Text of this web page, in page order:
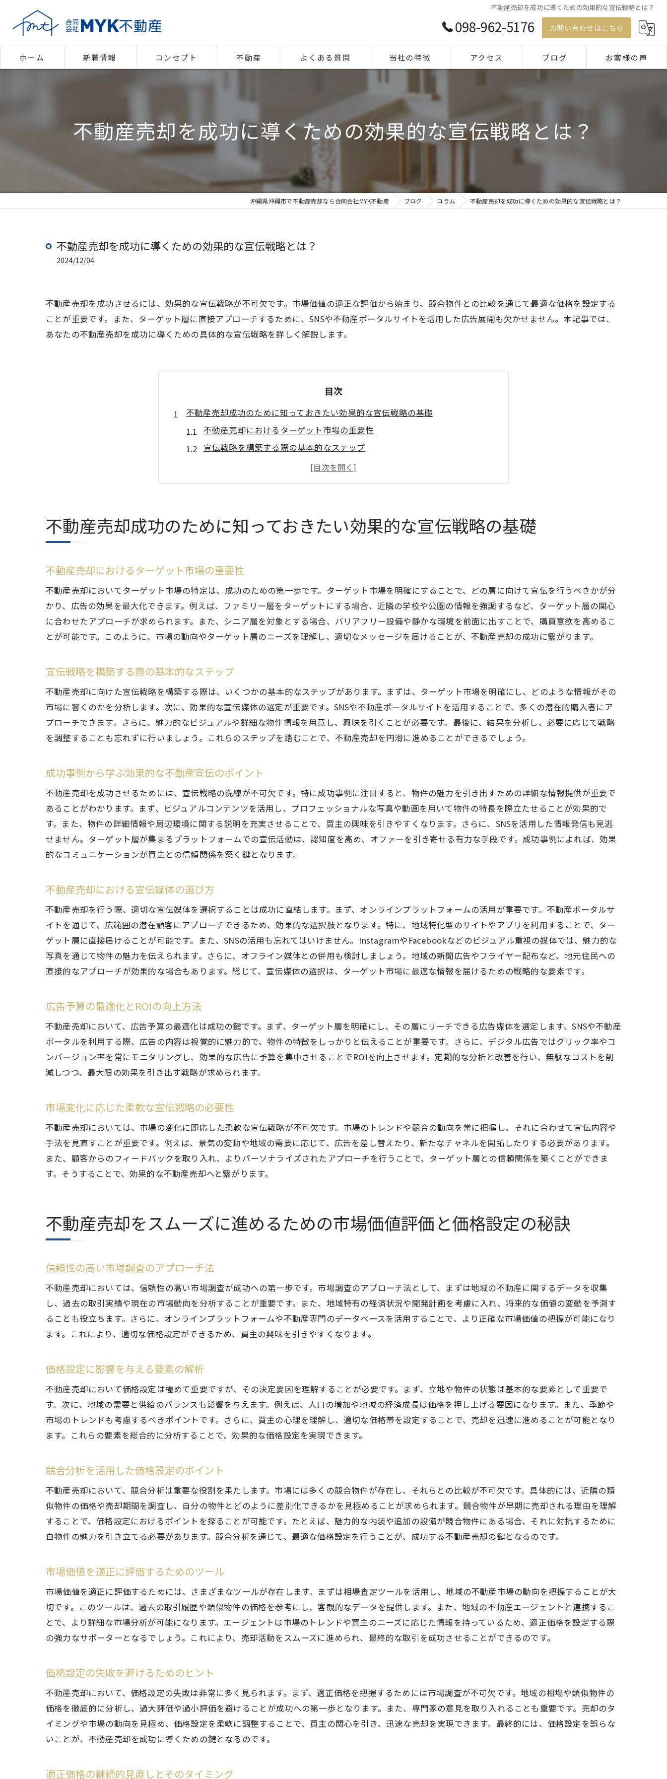
不動産売却を成功に導くための効果的な宣伝戦略とは？
098-962-5176 お問い合わせはこちら
ホーム 新着情報 コンセプト 不動産 よくある質問 当社の特徴
住み替え
離婚
中古
アクセス ブログ お客様の声
不動産売却を成功に導くための効果的な宣伝戦略とは？
沖縄県沖縄市で不動産売却なら合同会社MYK不動産 ブログ コラム 不動産売却を成功に導くための効果的な宣伝戦略とは？
不動産売却を成功に導くための効果的な宣伝戦略とは？
2024/12/04
不動産売却を成功させるには、効果的な宣伝戦略が不可欠です。市場価値の適正な評価から始まり、競合物件との比較を通じて最適な価格を設定する
ことが重要です。また、ターゲット層に直接アプローチするために、SNSや不動産ポータルサイトを活用した広告展開も欠かせません。本記事では、
あなたの不動産売却を成功に導くための具体的な宣伝戦略を詳しく解説します。
目次
不動産売却成功のために知っておきたい効果的な宣伝戦略の基礎
不動産売却におけるターゲット市場の重要性
宣伝戦略を構築する際の基本的なステップ
成功事例から学ぶ効果的な不動産宣伝のポイント
不動産売却における宣伝媒体の選び方
市場変化に応じた柔軟な宣伝戦略の必要性
不動産売却をスムーズに進めるための市場価値評価と価格設定の秘訣
価格設定に影響を与える要素の解析
競合分析を活用した価格設定のポイント
市場価値を適正に評価するためのツール
価格設定の失敗を避けるためのヒント
適正価格の継続的見直しとそのタイミング
SNS上での不動産宣伝のメリットとは
ターゲット層に合わせたSNSプラットフォームの選定
効果的な投稿内容と視覚要素の活用法
SNS広告の成功を測るKPIの設定
インフルエンサーとのコラボレーション戦略
不動産ポータルサイトを駆使してターゲット層に直接アプローチする方法
不動産ポータルサイトの特徴と利点
効率的な物件掲載と情報の最適化
ターゲット層に響く物件紹介文の書き方
ポータルサイトでの競合物件との差別化戦略
競合分析を活用した独自の売却戦略
差別化ポイントの明確化と強調方法
買い手の心理を意識した戦略的アプローチ
ユニークな物件価値の創出方法
物件の魅力を引き出すための内覧準備と印象アップのテクニック
内覧前に押さえるべきクリーニングポイント
購入意欲を高めるためのインテリアアレンジ
内覧時に買い手が注目するポイントとは
プロの視点を活かしたスタイリング技術
オンライン内覧で成功するための撮影テクニック
不動産売却を成功に導くプロフェッショナルなサポートの選び方
不動産エージェント選びの基準と注意点
プロフェッショナルの役割とその効果
プロに依頼するメリットとデメリットの比較
効果的な宣伝戦略で不動産売却を成功させるためのステップバイステップガイド
売却プロセスの全体像と重要ステップ
初期準備から始める効果的な計画
市場分析を基にした逐次的な戦略構築
ステップごとの目標設定と評価方法
売却完了までのスケジュール管理のコツ
不動産売却成功のために知っておきたい効果的な宣伝戦略の基礎
不動産売却におけるターゲット市場の重要性
不動産売却においてターゲット市場の特定は、成功のための第一歩です。ターゲット市場を明確にすることで、どの層に向けて宣伝を行うべきかが分
かり、広告の効果を最大化できます。例えば、ファミリー層をターゲットにする場合、近隣の学校や公園の情報を強調するなど、ターゲット層の関心
に合わせたアプローチが求められます。また、シニア層を対象とする場合、バリアフリー設備や静かな環境を前面に出すことで、購買意欲を高めるこ
とが可能です。このように、市場の動向やターゲット層のニーズを理解し、適切なメッセージを届けることが、不動産売却の成功に繋がります。
宣伝戦略を構築する際の基本的なステップ
不動産売却に向けた宣伝戦略を構築する際は、いくつかの基本的なステップがあります。まずは、ターゲット市場を明確にし、どのような情報がその
市場に響くのかを分析します。次に、効果的な宣伝媒体の選定が重要です。SNSや不動産ポータルサイトを活用することで、多くの潜在的購入者にア
プローチできます。さらに、魅力的なビジュアルや詳細な物件情報を用意し、興味を引くことが必要です。最後に、結果を分析し、必要に応じて戦略
を調整することも忘れずに行いましょう。これらのステップを踏むことで、不動産売却を円滑に進めることができるでしょう。
成功事例から学ぶ効果的な不動産宣伝のポイント
不動産売却を成功させるためには、宣伝戦略の洗練が不可欠です。特に成功事例に注目すると、物件の魅力を引き出すための詳細な情報提供が重要で
あることがわかります。まず、ビジュアルコンテンツを活用し、プロフェッショナルな写真や動画を用いて物件の特長を際立たせることが効果的で
す。また、物件の詳細情報や周辺環境に関する説明を充実させることで、買主の興味を引きやすくなります。さらに、SNSを活用した情報発信も見逃
せません。ターゲット層が集まるプラットフォームでの宣伝活動は、認知度を高め、オファーを引き寄せる有力な手段です。成功事例によれば、効果
的なコミュニケーションが買主との信頼関係を築く鍵となります。
不動産売却における宣伝媒体の選び方
不動産売却を行う際、適切な宣伝媒体を選択することは成功に直結します。まず、オンラインプラットフォームの活用が重要です。不動産ポータルサ
イトを通じて、広範囲の潜在顧客にアプローチできるため、効果的な選択肢となります。特に、地域特化型のサイトやアプリを利用することで、ター
ゲット層に直接届けることが可能です。また、SNSの活用も忘れてはいけません。InstagramやFacebookなどのビジュアル重視の媒体では、魅力的な
写真を通じて物件の魅力を伝えられます。さらに、オフライン媒体との併用も検討しましょう。地域の新聞広告やフライヤー配布など、地元住民への
直接的なアプローチが効果的な場合もあります。総じて、宣伝媒体の選択は、ターゲット市場に最適な情報を届けるための戦略的な要素です。
広告予算の最適化とROIの向上方法
不動産売却において、広告予算の最適化は成功の鍵です。まず、ターゲット層を明確にし、その層にリーチできる広告媒体を選定します。SNSや不動産
ポータルを利用する際、広告の内容は視覚的に魅力的で、物件の特徴をしっかりと伝えることが重要です。さらに、デジタル広告ではクリック率やコ
ンバージョン率を常にモニタリングし、効果的な広告に予算を集中させることでROIを向上させます。定期的な分析と改善を行い、無駄なコストを削
減しつつ、最大限の効果を引き出す戦略が求められます。
市場変化に応じた柔軟な宣伝戦略の必要性
不動産売却においては、市場の変化に即応した柔軟な宣伝戦略が不可欠です。市場のトレンドや競合の動向を常に把握し、それに合わせて宣伝内容や
手法を見直すことが重要です。例えば、景気の変動や地域の需要に応じて、広告を差し替えたり、新たなチャネルを開拓したりする必要があります。
また、顧客からのフィードバックを取り入れ、よりパーソナライズされたアプローチを行うことで、ターゲット層との信頼関係を築くことができま
す。そうすることで、効果的な不動産売却へと繋がります。
不動産売却をスムーズに進めるための市場価値評価と価格設定の秘訣
信頼性の高い市場調査のアプローチ法
不動産売却においては、信頼性の高い市場調査が成功への第一歩です。市場調査のアプローチ法として、まずは地域の不動産に関するデータを収集
し、過去の取引実績や現在の市場動向を分析することが重要です。また、地域特有の経済状況や開発計画を考慮に入れ、将来的な価値の変動を予測す
ることも役立ちます。さらに、オンラインプラットフォームや不動産専門のデータベースを活用することで、より正確な市場価値の把握が可能になり
ます。これにより、適切な価格設定ができるため、買主の興味を引きやすくなります。
価格設定に影響を与える要素の解析
不動産売却において価格設定は極めて重要ですが、その決定要因を理解することが必要です。まず、立地や物件の状態は基本的な要素として重要で
す。次に、地域の需要と供給のバランスも影響を与えます。例えば、人口の増加や地域の経済成長は価格を押し上げる要因になります。また、季節や
市場のトレンドも考慮するべきポイントです。さらに、買主の心理を理解し、適切な価格帯を設定することで、売却を迅速に進めることが可能となり
ます。これらの要素を総合的に分析することで、効果的な価格設定を実現できます。
競合分析を活用した価格設定のポイント
不動産売却において、競合分析は重要な役割を果たします。市場には多くの競合物件が存在し、それらとの比較が不可欠です。具体的には、近隣の類
似物件の価格や売却期間を調査し、自分の物件とどのように差別化できるかを見極めることが求められます。競合物件が早期に売却される理由を理解
することで、価格設定におけるポイントを探ることが可能です。たとえば、魅力的な内装や追加の設備が競合物件にある場合、それに対抗するために
自物件の魅力を引き立てる必要があります。競合分析を通じて、最適な価格設定を行うことが、成功する不動産売却の鍵となるのです。
市場価値を適正に評価するためのツール
市場価値を適正に評価するためには、さまざまなツールが存在します。まずは相場査定ツールを活用し、地域の不動産市場の動向を把握することが大
切です。このツールは、過去の取引履歴や類似物件の価格を参考にし、客観的なデータを提供します。また、地域の不動産エージェントと連携するこ
とで、より詳細な市場分析が可能になります。エージェントは市場のトレンドや買主のニーズに応じた情報を持っているため、適正価格を設定する際
の強力なサポーターとなるでしょう。これにより、売却活動をスムーズに進められ、最終的な取引を成功させることができるのです。
価格設定の失敗を避けるためのヒント
不動産売却において、価格設定の失敗は非常に多く見られます。まず、適正価格を把握するためには市場調査が不可欠です。地域の相場や類似物件の
価格を徹底的に分析し、過大評価や過小評価を避けることが成功への第一歩となります。また、専門家の意見を取り入れることも重要です。売却のタ
イミングや市場の動向を見極め、価格設定を柔軟に調整することで、買主の関心を引き、迅速な売却を実現できます。最終的には、価格設定を誤らな
いことが、不動産売却を成功に導くための鍵となるのです。
適正価格の継続的見直しとそのタイミング